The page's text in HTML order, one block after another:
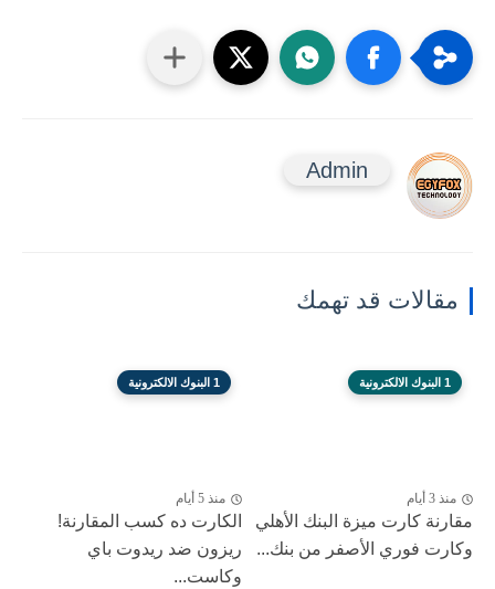
Admin
مقالات قد تهمك
1 البنوك الالكترونية
منذ 3 أيام
مقارنة كارت ميزة البنك الأهلي
وكارت فوري الأصفر من بنك...
1 البنوك الالكترونية
منذ 5 أيام
الكارت ده كسب المقارنة!
ريزون ضد ريدوت باي
وكاست...